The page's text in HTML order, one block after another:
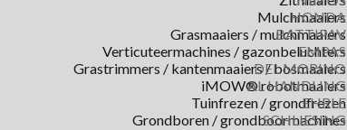
Mulchmaaiers
Grasmaaiers / mulchmaaiers
Verticuteermachines / gazonbeluchters
Grastrimmers / kantenmaaiers / bosmaaiers
iMOW® robotmaaiers
Tuinfrezen / grondfrezen
Grondboren / grondboormachines
HONDA
BATTIPAV
EMPAS
DEL MORINO
AL HANDLING
EHRLE
SCHLIESING